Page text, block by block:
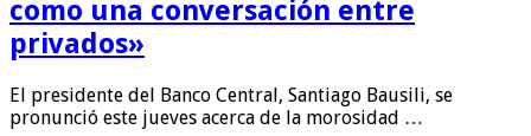
como una conversación entre
privados»
El presidente del Banco Central, Santiago Bausili, se
pronunció este jueves acerca de la morosidad …